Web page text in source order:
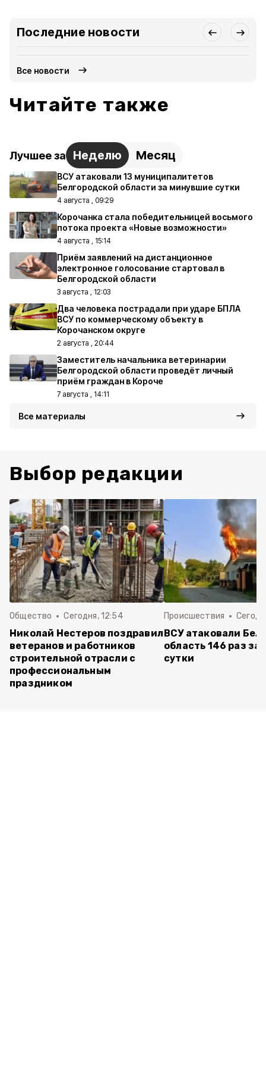
Последние новости
Все новости
Читайте также
Лучшее за Неделю Месяц
ВСУ атаковали 13 муниципалитетов
Белгородской области за минувшие сутки
4 августа , 09:29
Корочанка стала победительницей восьмого
потока проекта «Новые возможности»
4 августа , 15:14
Приём заявлений на дистанционное
электронное голосование стартовал в
Белгородской области
3 августа , 12:03
Два человека пострадали при ударе БПЛА
ВСУ по коммерческому объекту в
Корочанском округе
2 августа , 20:44
Заместитель начальника ветеринарии
Белгородской области проведёт личный
приём граждан в Короче
7 августа , 14:11
Все материалы
Выбор редакции
Общество Сегодня, 12:54
Николай Нестеров поздравил
ветеранов и работников
строительной отрасли с
профессиональным
праздником
Происшествия
ВСУ атаковали
область 146 раз
сутки